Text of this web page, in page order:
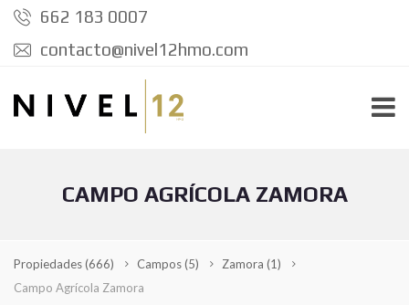
662 183 0007
contacto@nivel12hmo.com
CAMPO AGRÍCOLA ZAMORA
Propiedades(666) Campos(5) Zamora (1)
Campo Agrícola Zamora